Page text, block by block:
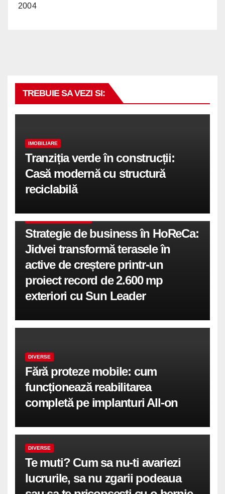
2004
TREBUIE SA VEZI SI:
IMOBILIARE
Tranziția verde în construcții:
Casă modernă cu structură
reciclabilă
Strategie de business în HoReCa:
Jidvei transformă terasele în
active de creștere printr-un
proiect record de 2.600 mp
exteriori cu Sun Leader
DIVERSE
Fără proteze mobile: cum
funcționează reabilitarea
completă pe implanturi All-on
DIVERSE
Te muti? Cum sa nu-ti avariezi
lucrurile, sa nu zgarii podeaua